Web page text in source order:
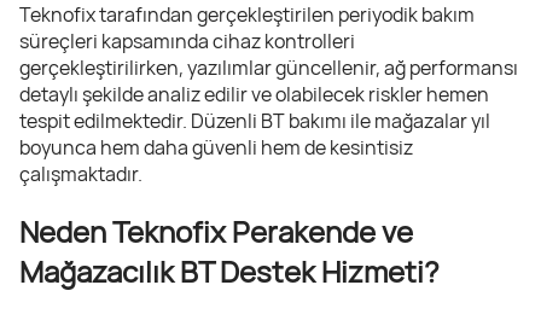
Teknofix tarafından gerçekleştirilen periyodik bakım
süreçleri kapsamında cihaz kontrolleri
gerçekleştirilirken, yazılımlar güncellenir, ağ performansı
detaylı şekilde analiz edilir ve olabilecek riskler hemen
tespit edilmektedir. Düzenli BT bakımı ile mağazalar yıl
boyunca hem daha güvenli hem de kesintisiz
çalışmaktadır.
Neden Teknofix Perakende ve
Mağazacılık BT Destek Hizmeti?